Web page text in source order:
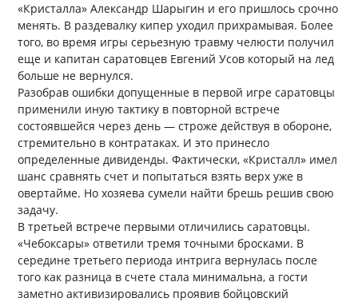
«Кристалла» Александр Шарыгин и его пришлось срочно
менять. В раздевалку кипер уходил прихрамывая. Более
того, во время игры серьезную травму челюсти получил
еще и капитан саратовцев Евгений Усов который на лед
больше не вернулся.
Разобрав ошибки допущенные в первой игре саратовцы
применили иную тактику в повторной встрече
состоявшейся через день — строже действуя в обороне,
стремительно в контратаках. И это принесло
определенные дивиденды. Фактически, «Кристалл» имел
шанс сравнять счет и попытаться взять верх уже в
овертайме. Но хозяева сумели найти брешь решив свою
задачу.
В третьей встрече первыми отличились саратовцы.
«Чебоксары» ответили тремя точными бросками. В
середине третьего периода интрига вернулась после
того как разница в счете стала минимальна, а гости
заметно активизировались проявив бойцовский